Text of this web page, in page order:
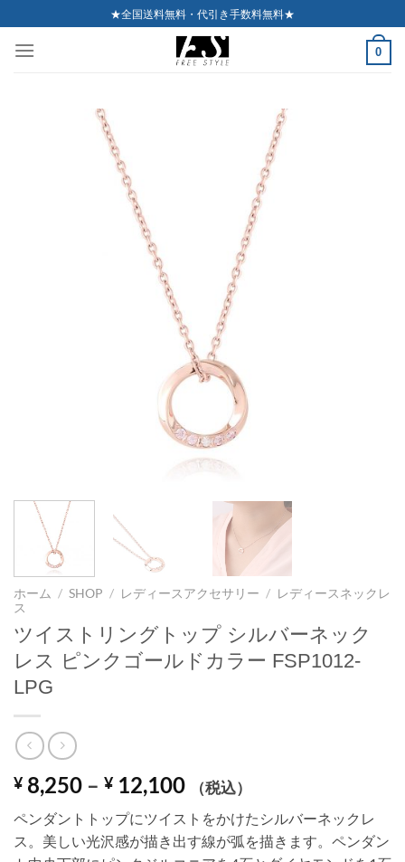
to
content
★全国送料無料・代引き手数料無料★
0
ホーム / SHOP / レディースアクセサリー / レディースネックレ
ス
ツイストリングトップ シルバーネック
レス ピンクゴールドカラー FSP1012-
LPG
¥ 8,250 – ¥ 12,100価
帯:
¥ 8,250
（税込）
ペンダントトップにツイストをかけたシルバーネックレ
ス。美しい光沢感が描き出す線が弧を描きます。ペンダン